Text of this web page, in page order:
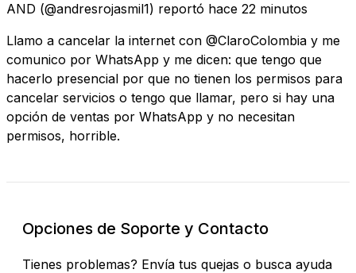
AND (@andresrojasmil1) reportó hace 22 minutos
Llamo a cancelar la internet con @ClaroColombia y me
comunico por WhatsApp y me dicen: que tengo que
hacerlo presencial por que no tienen los permisos para
cancelar servicios o tengo que llamar, pero si hay una
opción de ventas por WhatsApp y no necesitan
permisos, horrible.
Opciones de Soporte y Contacto
Tienes problemas? Envía tus quejas o busca ayuda